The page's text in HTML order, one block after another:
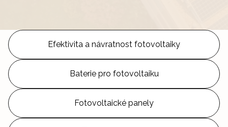
Efektivita a návratnost fotovoltaiky
Baterie pro fotovoltaiku
Fotovoltaické panely